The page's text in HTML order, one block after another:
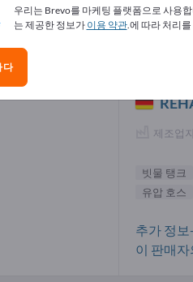
탱크 공급업체(2)
제조업
빗물 탱크
유압 호스
추가 정보-
이 판매자
우리는 Brevo를 마케팅 플랫폼으로 사용
는 제공한 정보가 이용 약관.에 따라 처리
다